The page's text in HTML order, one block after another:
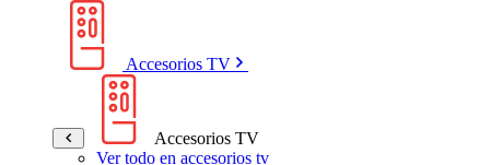
Accesorios TV
Accesorios TV
Ver todo en accesorios tv